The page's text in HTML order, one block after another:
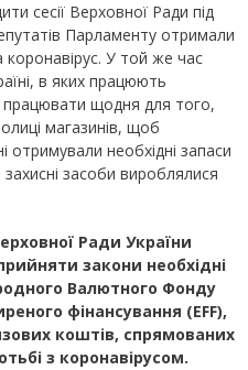
сесії Верховної Ради під
Парламенту отримали
У той же час
в яких працюють
щодня для того,
магазинів, щоб
необхідні запаси
засоби вироблялися
Ради України
закони необхідні
Валютного Фонду
фінансування (EFF),
коштів, спрямованих
з коронавірусом.